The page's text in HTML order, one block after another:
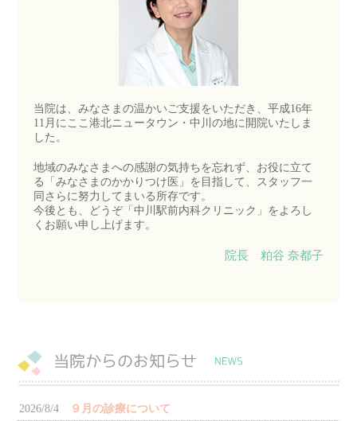
当院は、みなさまの温かいご支援をいただき、平成16年
11月にここ港北ニュータウン・中川の地に開院いたしま
した。
地域のみなさまへの感謝の気持ちを忘れず、お役に立て
る「みなさまのかかりつけ医」を目指して、スタッフ一
同さらに努力してまいる所存です。
今後とも、どうぞ「中川駅前内科クリニック」をよろし
くお願い申し上げます。
院長 粕谷 奈都子
2026/8/4 ９月の診療について